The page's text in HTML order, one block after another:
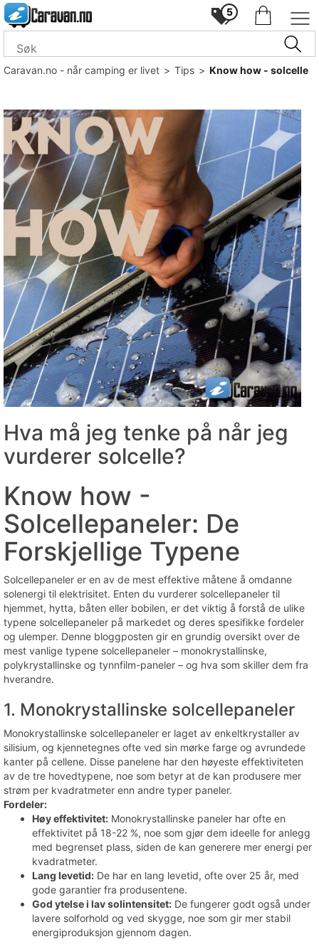
5
Caravan.no - når camping er livet>Tips>Know how - solcelle
Hva må jeg tenke på når jeg
vurderer solcelle?
Know how -
Solcellepaneler: De
Forskjellige Typene
Solcellepaneler er en av de mest effektive måtene å omdanne
solenergi til elektrisitet. Enten du vurderer solcellepaneler til
hjemmet, hytta, båten eller bobilen, er det viktig å forstå de ulike
typene solcellepaneler på markedet og deres spesifikke fordeler
og ulemper. Denne bloggposten gir en grundig oversikt over de
mest vanlige typene solcellepaneler – monokrystallinske,
polykrystallinske og tynnfilm-paneler – og hva som skiller dem fra
hverandre.
1. Monokrystallinske solcellepaneler
Monokrystallinske solcellepaneler er laget av enkeltkrystaller av
silisium, og kjennetegnes ofte ved sin mørke farge og avrundede
kanter på cellene. Disse panelene har den høyeste effektiviteten
av de tre hovedtypene, noe som betyr at de kan produsere mer
strøm per kvadratmeter enn andre typer paneler.
Fordeler:
Høy effektivitet: Monokrystallinske paneler har ofte en
effektivitet på 18-22 %, noe som gjør dem ideelle for anlegg
med begrenset plass, siden de kan generere mer energi per
kvadratmeter.
Lang levetid: De har en lang levetid, ofte over 25 år, med
gode garantier fra produsentene.
God ytelse i lav solintensitet: De fungerer godt også under
lavere solforhold og ved skygge, noe som gir mer stabil
energiproduksjon gjennom dagen.